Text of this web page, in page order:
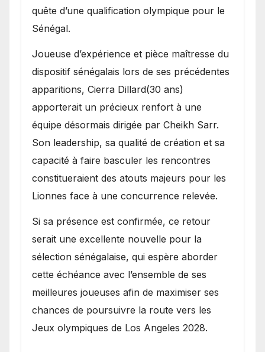
quête d’une qualification olympique pour le
Sénégal.
Joueuse d’expérience et pièce maîtresse du
dispositif sénégalais lors de ses précédentes
apparitions, Cierra Dillard(30 ans)
apporterait un précieux renfort à une
équipe désormais dirigée par Cheikh Sarr.
Son leadership, sa qualité de création et sa
capacité à faire basculer les rencontres
constitueraient des atouts majeurs pour les
Lionnes face à une concurrence relevée.
Si sa présence est confirmée, ce retour
serait une excellente nouvelle pour la
sélection sénégalaise, qui espère aborder
cette échéance avec l’ensemble de ses
meilleures joueuses afin de maximiser ses
chances de poursuivre la route vers les
Jeux olympiques de Los Angeles 2028.